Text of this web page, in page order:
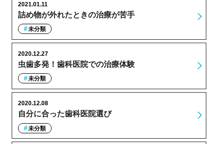
詰め物が外れたときの治療が苦手
2021.01.11
未分類
虫歯多発！歯科医院での治療体験
2020.12.27
未分類
自分に合った歯科医院選び
2020.12.08
未分類